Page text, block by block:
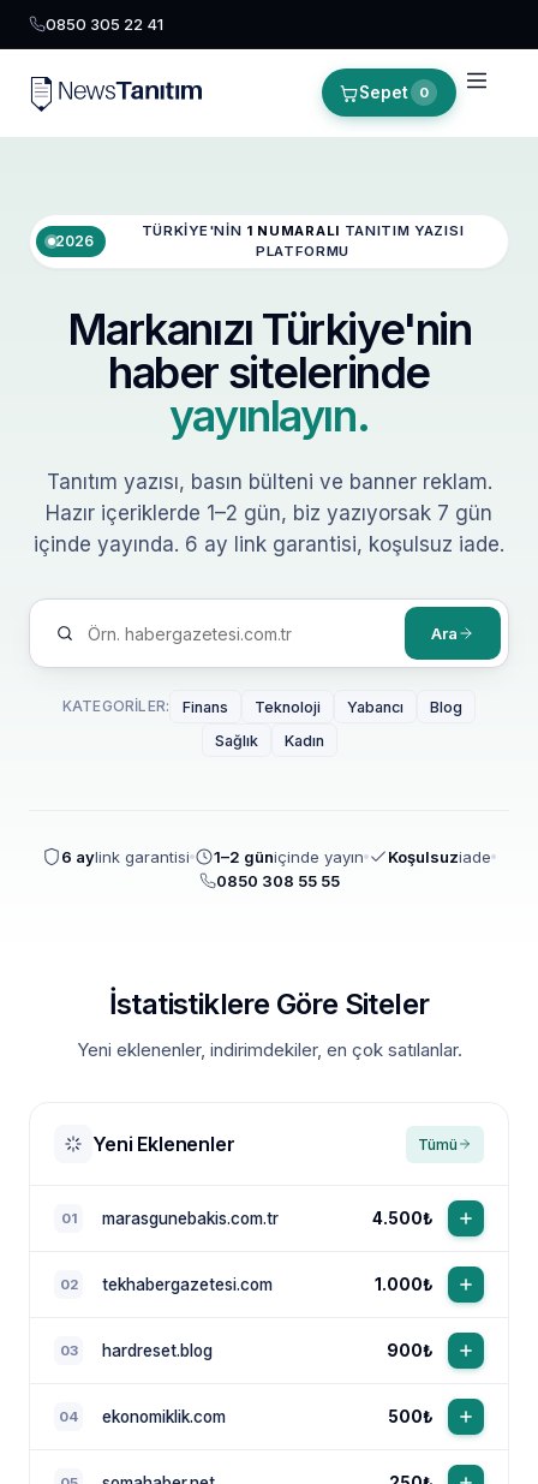
0850 305 22 41
Sepet 0
2026
TÜRKIYE'NIN 1 NUMARALI TANITIM YAZISI
PLATFORMU
Markanızı Türkiye'nin
haber sitelerinde
yayınlayın.
Tanıtım yazısı, basın bülteni ve banner reklam.
Hazır içeriklerde 1–2 gün, biz yazıyorsak 7 gün
içinde yayında. 6 ay link garantisi, koşulsuz iade.
Ara
KATEGORILER: Finans Teknoloji Yabancı
Blog
Sağlık
Kadın
6 aylink garantisi 1–2 güniçinde yayın Koşulsuziade
0850 308 55 55
İstatistiklere Göre Siteler
Yeni eklenenler, indirimdekiler, en çok satılanlar.
Yeni Eklenenler Tümü
01 marasgunebakis.com.tr 4.500₺
02 tekhabergazetesi.com 1.000₺
03 hardreset.blog 900₺
04 ekonomiklik.com 500₺
NewsTanıtım AI Asistan